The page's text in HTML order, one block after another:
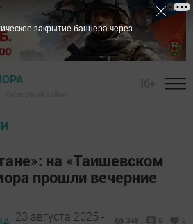
на «Таишевском
прошли вечерние
23 августа 2025 -
348 0 0
закрытие баннера через